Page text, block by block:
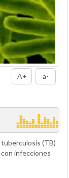
A+ a-
(TB)
infecciones